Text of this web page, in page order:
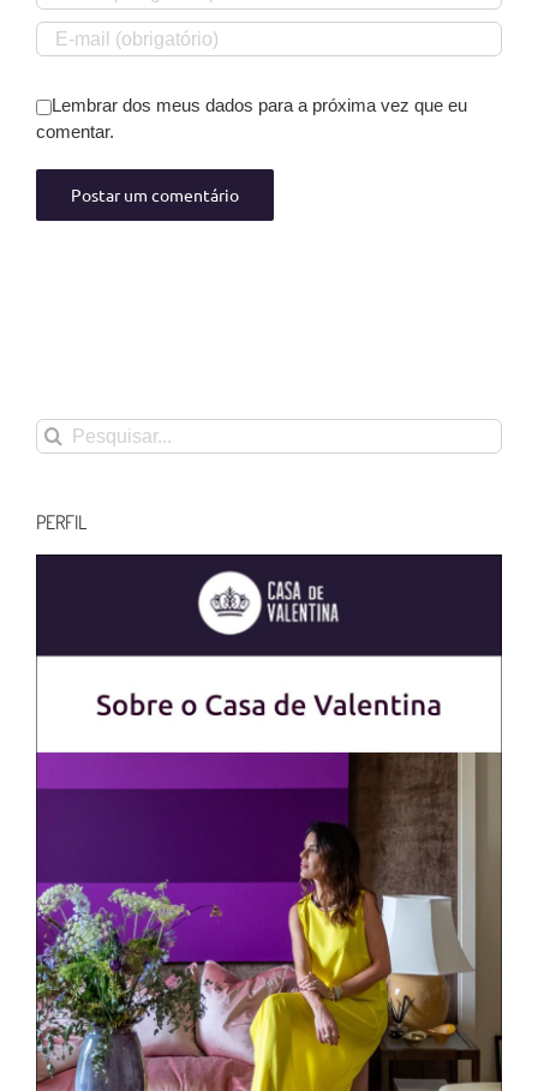
Lembrar dos meus dados para a próxima vez que eu
comentar.
Buscar
resultados
PERFIL